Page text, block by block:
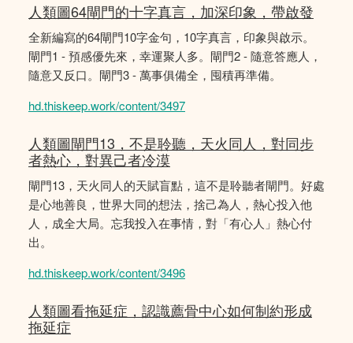
人類圖64閘門的十字真言，加深印象，帶啟發
全新編寫的64閘門10字金句，10字真言，印象與啟示。
閘門1 - 預感優先來，幸運聚人多。閘門2 - 隨意答應人，
隨意又反口。閘門3 - 萬事俱備全，囤積再準備。
hd.thiskeep.work/content/3497
人類圖閘門13，不是聆聽，天火同人，對同步
者熱心，對異己者冷漠
閘門13，天火同人的天賦盲點，這不是聆聽者閘門。好處
是心地善良，世界大同的想法，捨己為人，熱心投入他
人，成全大局。忘我投入在事情，對「有心人」熱心付
出。
hd.thiskeep.work/content/3496
人類圖看拖延症，認識薦骨中心如何制約形成
拖延症